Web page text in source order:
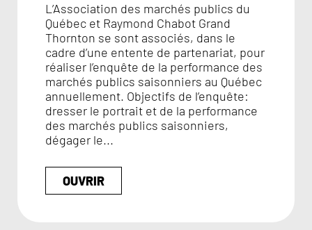
L’Association des marchés publics du
Québec et Raymond Chabot Grand
Thornton se sont associés, dans le
cadre d’une entente de partenariat, pour
réaliser l’enquête de la performance des
marchés publics saisonniers au Québec
annuellement. Objectifs de l’enquête:
dresser le portrait et de la performance
des marchés publics saisonniers,
dégager le...
OUVRIR